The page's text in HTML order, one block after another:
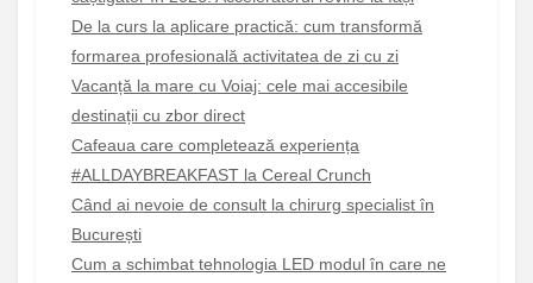
De la curs la aplicare practică: cum transformă
formarea profesională activitatea de zi cu zi
Vacanță la mare cu Voiaj: cele mai accesibile
destinații cu zbor direct
Cafeaua care completează experiența
#ALLDAYBREAKFAST la Cereal Crunch
Când ai nevoie de consult la chirurg specialist în
București
Cum a schimbat tehnologia LED modul în care ne